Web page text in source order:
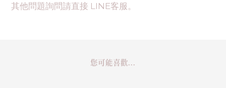
其他問題詢問請直接 LINE客服。
您可能喜歡...